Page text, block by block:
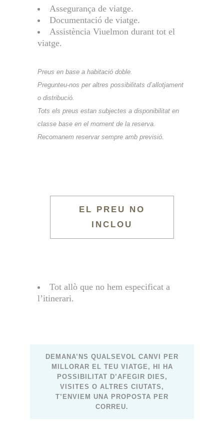
Assegurança de viatge.
Documentació de viatge.
Assistència Viuelmon durant tot el
viatge.
Preus en base a habitació doble.
Pregunteu-nos per altres possibilitats d’allotjament
o distribució.
Tots els preus estan subjectes a disponibilitat en
classe base en el moment de la reserva.
Recomanem reservar sempre amb previsió.
EL PREU NO
INCLOU
Tot allò que no hem especificat a
l’itinerari.
DEMANA’NS QUALSEVOL CANVI PER
MILLORAR EL TEU VIATGE, HI HA
POSSIBILITAT D’AFEGIR DIES,
VISITES O ALTRES CIUTATS,
T’ENVIEM UNA PROPOSTA PER
CORREU.